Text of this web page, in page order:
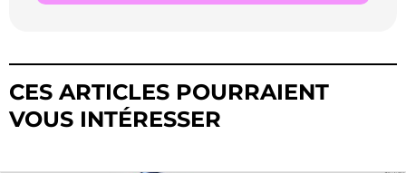
CES ARTICLES POURRAIENT
VOUS INTÉRESSER